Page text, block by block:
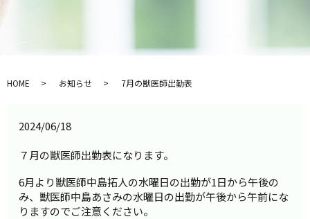
HOME お知らせ 7月の獣医師出勤表
2024/06/18
７月の獣医師出勤表になります。
6月より獣医師中島拓人の水曜日の出勤が1日から午後の
み、獣医師中島あさみの水曜日の出勤が午後から午前にな
りますのでご注意ください。